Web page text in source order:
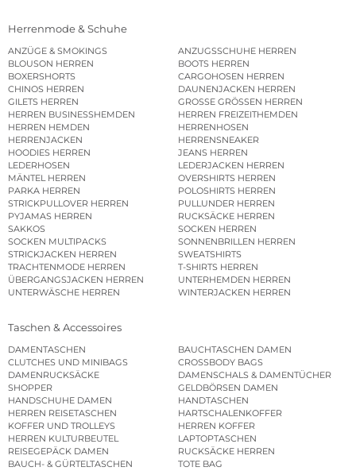
Herrenmode & Schuhe
ANZÜGE & SMOKINGS
ANZUGSSCHUHE HERREN
BLOUSON HERREN
BOOTS HERREN
BOXERSHORTS
CARGOHOSEN HERREN
CHINOS HERREN
DAUNENJACKEN HERREN
GILETS HERREN
GROSSE GRÖSSEN HERREN
HERREN BUSINESSHEMDEN
HERREN FREIZEITHEMDEN
HERREN HEMDEN
HERRENHOSEN
HERRENJACKEN
HERRENSNEAKER
HOODIES HERREN
JEANS HERREN
LEDERHOSEN
LEDERJACKEN HERREN
MÄNTEL HERREN
OVERSHIRTS HERREN
PARKA HERREN
POLOSHIRTS HERREN
STRICKPULLOVER HERREN
PULLUNDER HERREN
PYJAMAS HERREN
RUCKSÄCKE HERREN
SAKKOS
SOCKEN HERREN
SOCKEN MULTIPACKS
SONNENBRILLEN HERREN
STRICKJACKEN HERREN
SWEATSHIRTS
TRACHTENMODE HERREN
T-SHIRTS HERREN
ÜBERGANGSJACKEN HERREN
UNTERHEMDEN HERREN
UNTERWÄSCHE HERREN
WINTERJACKEN HERREN
Taschen & Accessoires
DAMENTASCHEN
BAUCHTASCHEN DAMEN
CLUTCHES UND MINIBAGS
CROSSBODY BAGS
DAMENRUCKSÄCKE
DAMENSCHALS & DAMENTÜCHER
SHOPPER
GELDBÖRSEN DAMEN
HANDSCHUHE DAMEN
HANDTASCHEN
HERREN REISETASCHEN
HARTSCHALENKOFFER
KOFFER UND TROLLEYS
HERREN KOFFER
HERREN KULTURBEUTEL
LAPTOPTASCHEN
REISEGEPÄCK DAMEN
RUCKSÄCKE HERREN
BAUCH- & GÜRTELTASCHEN
TOTE BAG